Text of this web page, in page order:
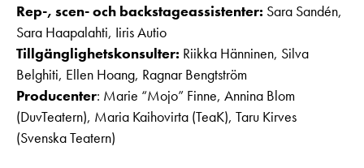
Rep-, scen- och backstageassistenter: Sara Sandén,
Sara Haapalahti, Iiris Autio
Tillgänglighetskonsulter: Riikka Hänninen, Silva
Belghiti, Ellen Hoang, Ragnar Bengtström
Producenter: Marie “Mojo” Finne, Annina Blom
(DuvTeatern), Maria Kaihovirta (TeaK), Taru Kirves
(Svenska Teatern)